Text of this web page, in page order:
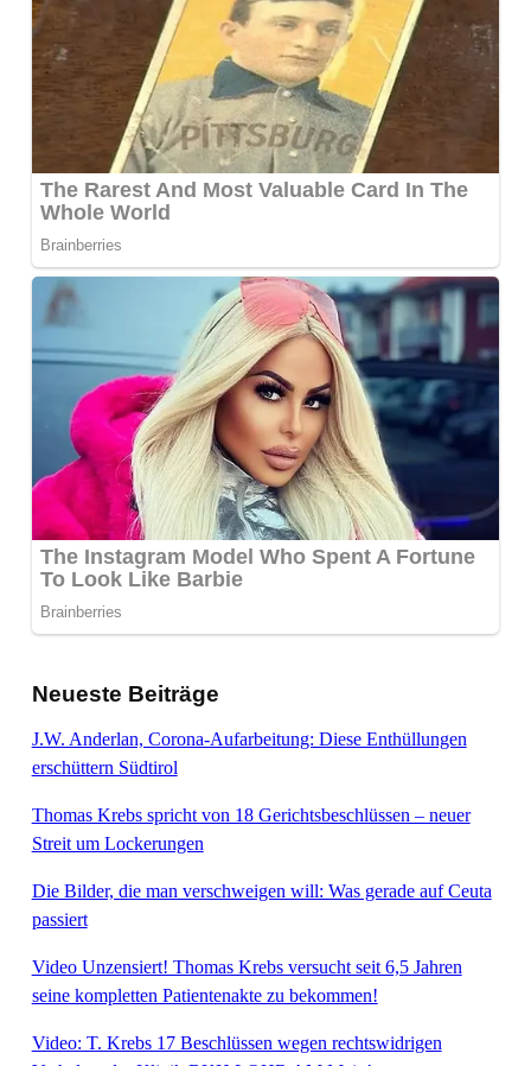
Neueste Beiträge
J.W. Anderlan, Corona-Aufarbeitung: Diese Enthüllungen
erschüttern Südtirol
Thomas Krebs spricht von 18 Gerichtsbeschlüssen – neuer
Streit um Lockerungen
Die Bilder, die man verschweigen will: Was gerade auf Ceuta
passiert
Video Unzensiert! Thomas Krebs versucht seit 6,5 Jahren
seine kompletten Patientenakte zu bekommen!
Video: T. Krebs 17 Beschlüssen wegen rechtswidrigen